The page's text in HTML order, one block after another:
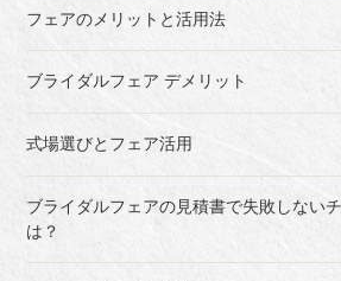
フェアのメリットと活用法
ブライダルフェア デメリット
式場選びとフェア活用
ブライダルフェアの見積書で失敗しない
は？